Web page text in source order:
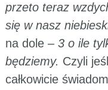
przeto teraz
się w nasz
na dole – 3 o ile
będziemy. Czyli
całkowicie